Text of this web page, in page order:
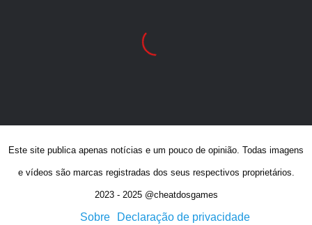
Este site publica apenas notícias e um pouco de opinião. Todas imagens
e vídeos são marcas registradas dos seus respectivos proprietários.
2023 - 2025 @cheatdosgames
Sobre
Declaração de privacidade